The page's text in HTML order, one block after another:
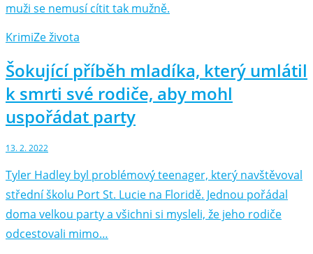
muži se nemusí cítit tak mužně.
KrimiZe života
Šokující příběh mladíka, který umlátil
k smrti své rodiče, aby mohl
uspořádat party
13. 2. 2022
Tyler Hadley byl problémový teenager, který navštěvoval
střední školu Port St. Lucie na Floridě. Jednou pořádal
doma velkou party a všichni si mysleli, že jeho rodiče
odcestovali mimo…